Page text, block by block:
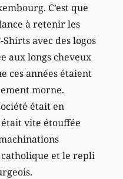
C’est que
à retenir les
avec des logos
aux longs cheveux
ces années étaient
morne.
était en
vite étouffée
et le repli